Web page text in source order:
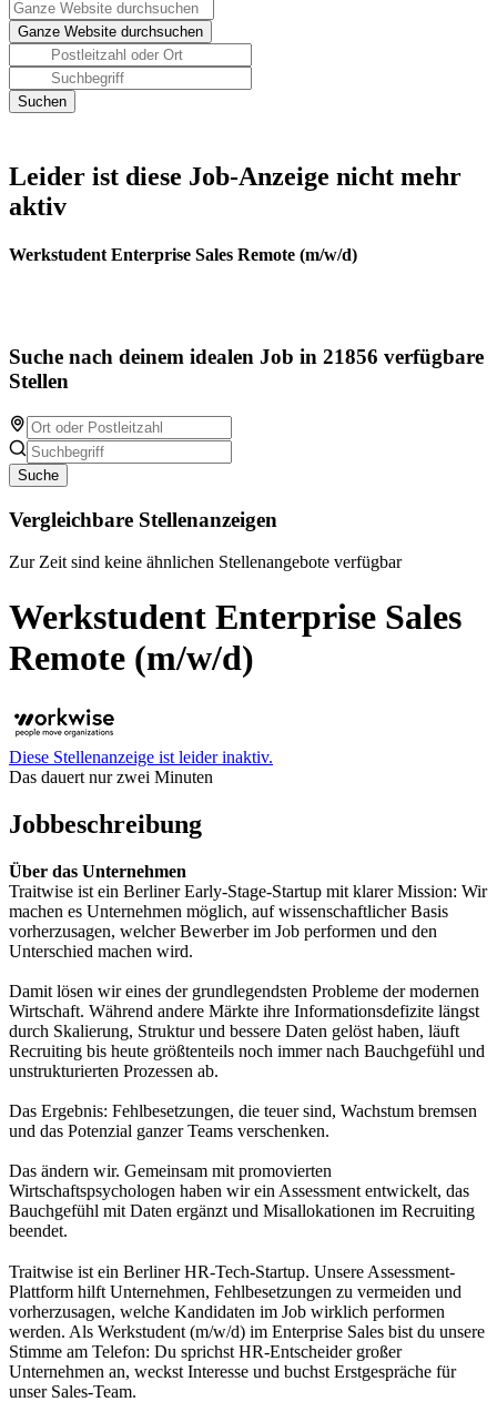
Leider ist diese Job-Anzeige nicht mehr
aktiv
Werkstudent Enterprise Sales Remote (m/w/d)
Suche nach deinem idealen Job in 21856 verfügbare
Stellen
Suche
Vergleichbare Stellenanzeigen
Zur Zeit sind keine ähnlichen Stellenangebote verfügbar
Werkstudent Enterprise Sales
Remote (m/w/d)
Diese Stellenanzeige ist leider inaktiv.
Das dauert nur zwei Minuten
Jobbeschreibung
Über das Unternehmen
Traitwise ist ein Berliner Early-Stage-Startup mit klarer Mission: Wir
machen es Unternehmen möglich, auf wissenschaftlicher Basis
vorherzusagen, welcher Bewerber im Job performen und den
Unterschied machen wird.
Damit lösen wir eines der grundlegendsten Probleme der modernen
Wirtschaft. Während andere Märkte ihre Informationsdefizite längst
durch Skalierung, Struktur und bessere Daten gelöst haben, läuft
Recruiting bis heute größtenteils noch immer nach Bauchgefühl und
unstrukturierten Prozessen ab.
Das Ergebnis: Fehlbesetzungen, die teuer sind, Wachstum bremsen
und das Potenzial ganzer Teams verschenken.
Das ändern wir. Gemeinsam mit promovierten
Wirtschaftspsychologen haben wir ein Assessment entwickelt, das
Bauchgefühl mit Daten ergänzt und Misallokationen im Recruiting
beendet.
Traitwise ist ein Berliner HR-Tech-Startup. Unsere Assessment-
Plattform hilft Unternehmen, Fehlbesetzungen zu vermeiden und
vorherzusagen, welche Kandidaten im Job wirklich performen
werden. Als Werkstudent (m/w/d) im Enterprise Sales bist du unsere
Stimme am Telefon: Du sprichst HR-Entscheider großer
Unternehmen an, weckst Interesse und buchst Erstgespräche für
unser Sales-Team.